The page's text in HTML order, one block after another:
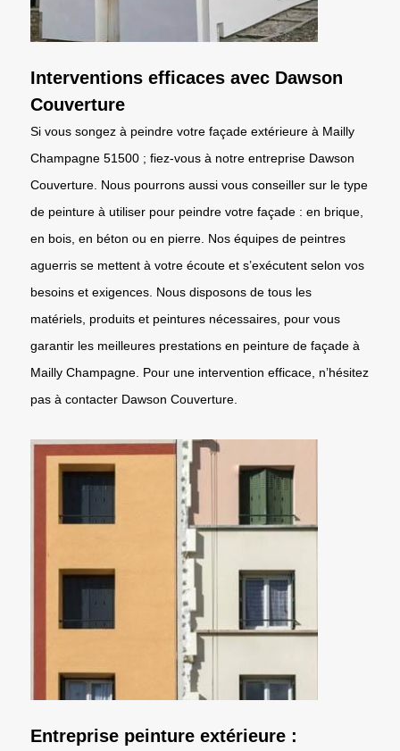
Interventions efficaces avec Dawson
Couverture
Si vous songez à peindre votre façade extérieure à Mailly
Champagne 51500 ; fiez-vous à notre entreprise Dawson
Couverture. Nous pourrons aussi vous conseiller sur le type
de peinture à utiliser pour peindre votre façade : en brique,
en bois, en béton ou en pierre. Nos équipes de peintres
aguerris se mettent à votre écoute et s’exécutent selon vos
besoins et exigences. Nous disposons de tous les
matériels, produits et peintures nécessaires, pour vous
garantir les meilleures prestations en peinture de façade à
Mailly Champagne. Pour une intervention efficace, n’hésitez
pas à contacter Dawson Couverture.
Entreprise peinture extérieure :